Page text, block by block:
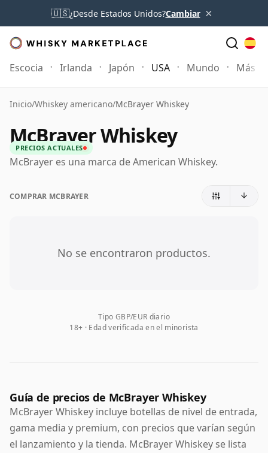
🇺🇸¿Desde Estados Unidos?Cambiar ×
Escocia Irlanda Japón USA Mundo Más
Inicio/Whiskey americano/McBrayer Whiskey
McBrayer Whiskey
PRECIOS ACTUALES
McBrayer es una marca de American Whiskey.
COMPRAR MCBRAYER
No se encontraron productos.
Tipo GBP/EUR diario
18+ · Edad verificada en el minorista
Guía de precios de McBrayer Whiskey
McBrayer Whiskey incluye botellas de nivel de entrada,
gama media y premium, con precios que varían según
el lanzamiento y la tienda. McBrayer Whiskey se lista